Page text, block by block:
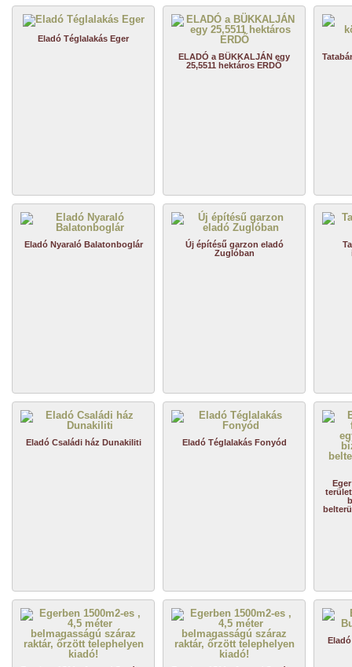
Eladó Téglalakás Eger
ELADÓ a BÜKKALJÁN egy
25,5511 hektáros ERDŐ
Eladó Nyaraló Balatonboglár
Új építésű garzon eladó
Zuglóban
Eladó Családi ház Dunakiliti Eladó Téglalakás Fonyód